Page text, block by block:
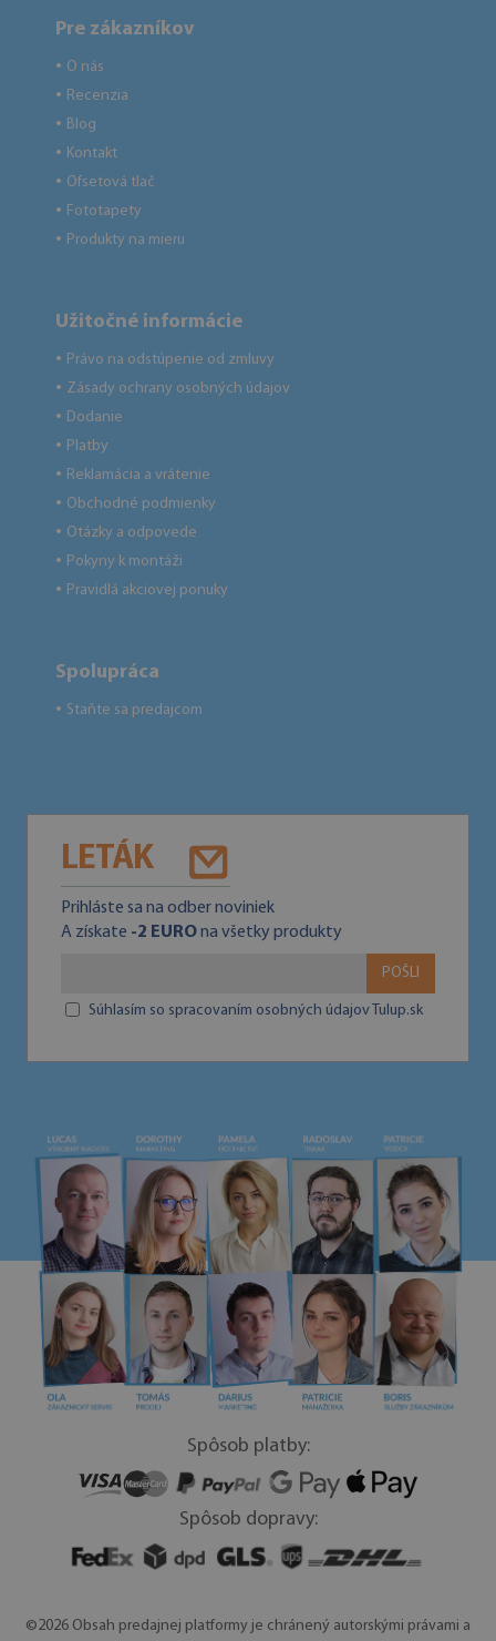
Pre zákazníkov
● O nás
● Recenzia
● Blog
● Kontakt
● Ofsetová tlač
● Fototapety
● Produkty na mieru
Užitočné informácie
● Právo na odstúpenie od zmluvy
● Zásady ochrany osobných údajov
● Dodanie
● Platby
● Reklamácia a vrátenie
● Obchodné podmienky
● Otázky a odpovede
● Pokyny k montáži
● Pravidlá akciovej ponuky
Spolupráca
● Staňte sa predajcom
LETÁK
Prihláste sa na odber noviniek
A získate -2 EUROna všetky produkty
POŠLI
Súhlasím so spracovaním osobných údajov Tulup.sk
Spôsob platby:
Spôsob dopravy:
©2026 Obsah predajnej platformy je chránený autorskými právami a